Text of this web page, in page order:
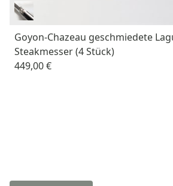
Goyon-Chazeau geschmiedete
Steakmesser (4 Stück)
449,00 €